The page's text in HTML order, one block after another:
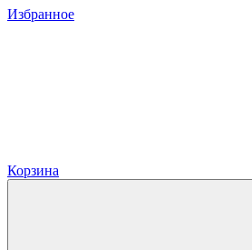
Избранное
Корзина